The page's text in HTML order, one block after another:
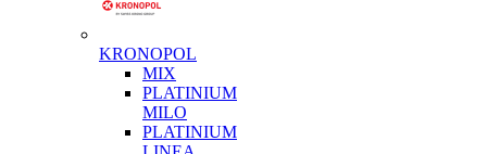
KRONOPOL
MIX
PLATINIUM
MILO
PLATINIUM